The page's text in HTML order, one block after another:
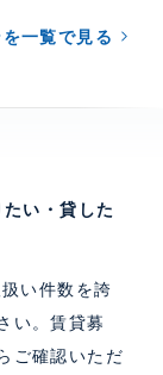
一覧で見る
い・貸した
い件数を誇
い。賃貸募
ご確認いただ